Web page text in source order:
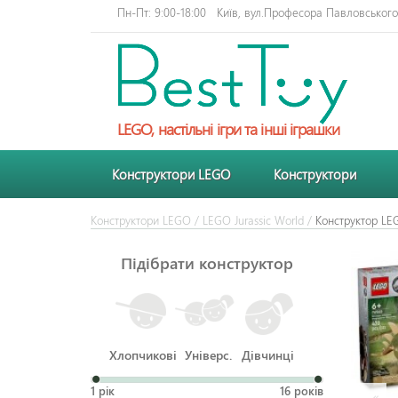
Пн-Пт: 9:00-18:00 Київ, вул.Професора
LEGO, настільні ігри та інші іграшки
Конструктори LEGO Конструктори
Конструктори LEGO / LEGO Jurassic World / Конструктор
Підібрати конструктор
Хлопчикові Універс. Дівчинці
1 рік 16 років